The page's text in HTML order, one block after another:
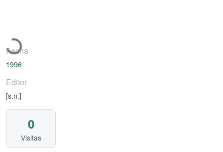
Cargando...
Fecha
1996
Editor
[s.n.]
0
Visitas